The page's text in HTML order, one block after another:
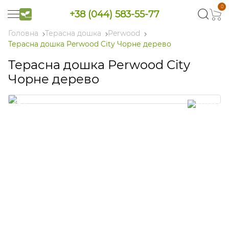
+38 (044) 583-55-77
0
Головна Терасна дошка
Perwood
Терасна дошка Perwood City Чорне дерево
Терасна дошка Perwood City
Чорне дерево